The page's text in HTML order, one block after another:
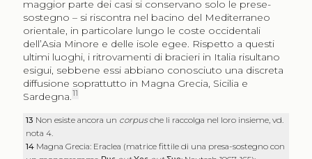
maggior parte dei casi si conservano solo le prese-
sostegno – si riscontra nel bacino del Mediterraneo
orientale, in particolare lungo le coste occidentali
dell’Asia Minore e delle isole egee. Rispetto a questi
ultimi luoghi, i ritrovamenti di bracieri in Italia risultano
esigui, sebbene essi abbiano conosciuto una discreta
diffusione soprattutto in Magna Grecia, Sicilia e
Sardegna.11
13 Non esiste ancora un corpusche li raccolga nel loro insieme, vd.
nota 4.
14 Magna Grecia: Eraclea (matrice fittile di una presa-sostegno con